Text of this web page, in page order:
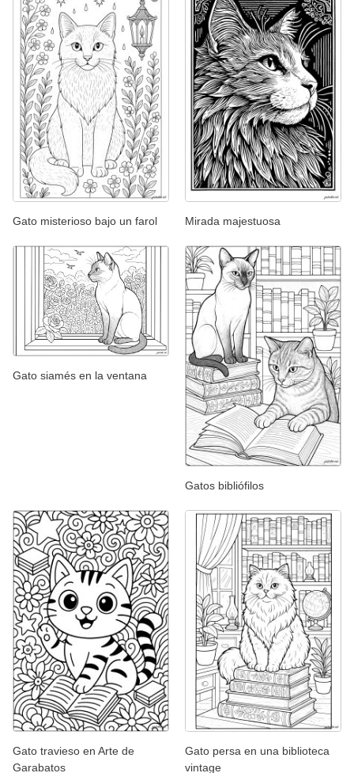
Gato misterioso bajo un farol Mirada majestuosa
Gato siamés en la ventana
Gatos bibliófilos
Gato travieso en Arte de
Garabatos
Gato persa en una biblioteca
vintage